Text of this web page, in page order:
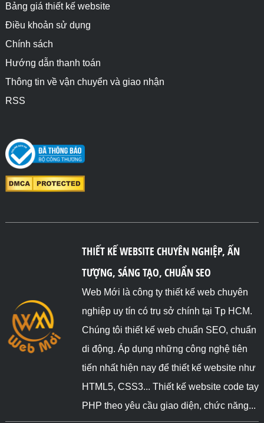
Bảng giá thiết kế website
Điều khoản sử dụng
Chính sách
Hướng dẫn thanh toán
Thông tin về vận chuyển và giao nhận
RSS
THIẾT KẾ WEBSITE CHUYÊN NGHIỆP, ẤN
TƯỢNG, SÁNG TẠO, CHUẨN SEO
Web Mới là công ty thiết kế web chuyên
nghiệp uy tín có trụ sở chính tại Tp HCM.
Chúng tôi thiết kế web chuẩn SEO, chuẩn
di động. Áp dụng những công nghệ tiên
tiến nhất hiện nay để thiết kế website như
HTML5, CSS3... Thiết kế website code tay
PHP theo yêu cầu giao diện, chức năng...